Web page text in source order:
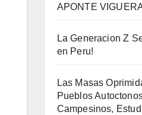
APONTE
La Generacion Z
en Peru!
Las Masas
Pueblos
Campesinos,